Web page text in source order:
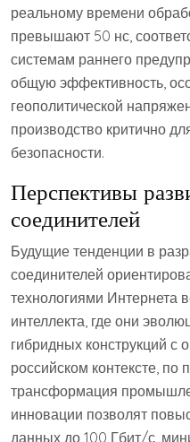
реальному времени
превышают 50 нс,
системам раннего
общую эффективность,
геополитической
производство критично
безопасности.
Перспективы
соединителей
Будущие тенденции в
соединителей
технологиями Интернета
интеллекта, где они
гибридных конструкций с
российском контексте,
трансформация
инновации позволят
данных до 100 Гбит/с,